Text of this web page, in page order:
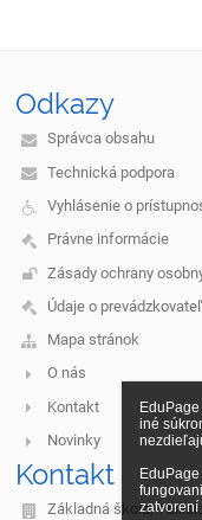
iné
zatvorení
Odkazy
Správca obsahu
Technická podpora
Vyhlásenie o
Právne informácie
Zásady ochrany
Údaje o
Mapa stránok
O nás
Kontakt
Novinky
Kontakt
Základná škola,